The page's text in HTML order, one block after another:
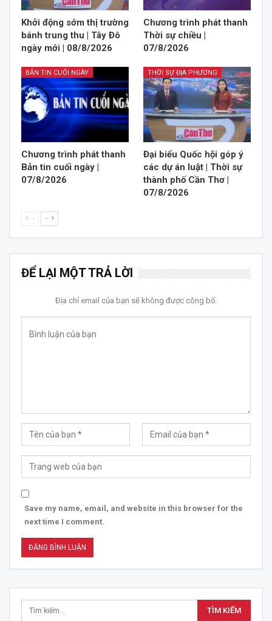
Khởi động sớm thị trường
bánh trung thu | Tây Đô
ngày mới | 08/8/2026
Chương trình phát thanh
Thời sự chiều |
07/8/2026
BẢN TIN CUỐI NGÀY
Chương trình phát thanh
Bản tin cuối ngày |
07/8/2026
THỜI SỰ ĐỊA PHƯƠNG
Đại biểu Quốc hội góp ý
các dự án luật | Thời sự
thành phố Cần Thơ |
07/8/2026
-- --
ĐỂ LẠI MỘT TRẢ LỜI
Địa chỉ email của bạn sẽ không được công bố.
Save my name, email, and website in this browser for the
next time I comment.